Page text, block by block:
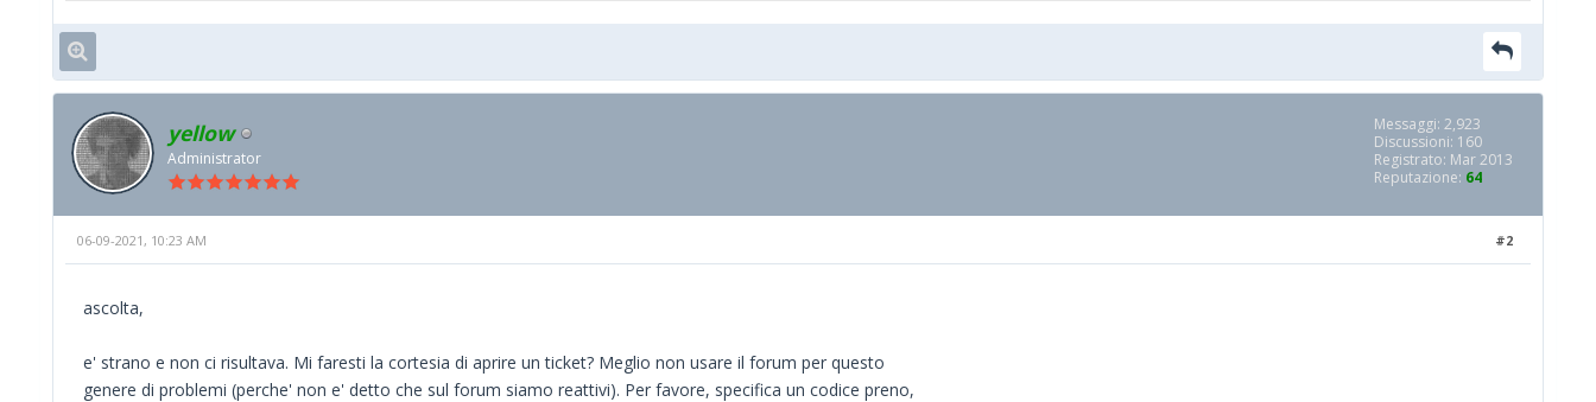
yellow
Administrator
Messaggi: 2,923
Discussioni: 160
Registrato: Mar 2013
Reputazione: 64
#2
06-09-2021, 10:23 AM
ascolta,
e' strano e non ci risultava. Mi faresti la cortesia di aprire un ticket? Meglio non usare il forum per questo
genere di problemi (perche' non e' detto che sul forum siamo reattivi). Per favore, specifica un codice preno,